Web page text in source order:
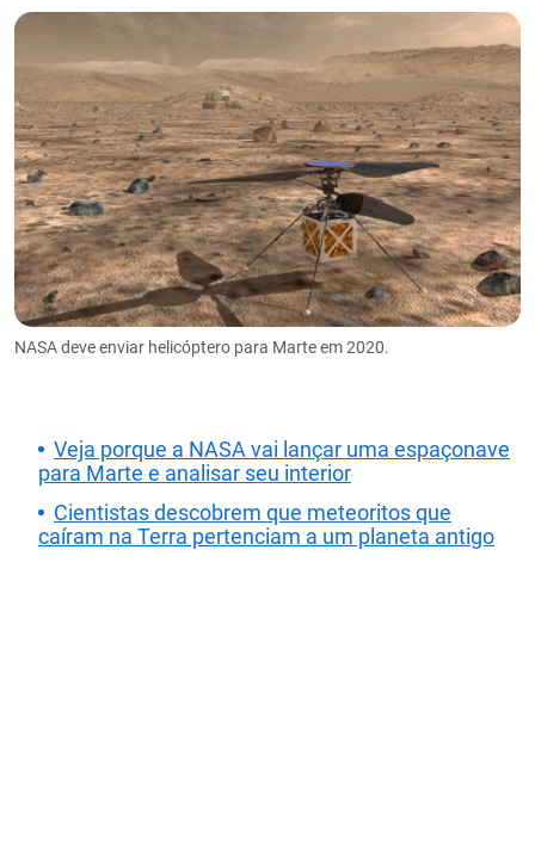
NASA deve enviar helicóptero para Marte em 2020.
Veja porque a NASA vai lançar uma espaçonave
para Marte e analisar seu interior
Cientistas descobrem que meteoritos que
caíram na Terra pertenciam a um planeta antigo